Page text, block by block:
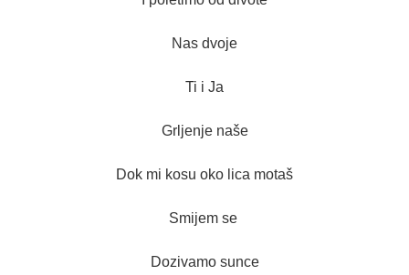
Nas dvoje
Ti i Ja
Grljenje naše
Dok mi kosu oko lica motaš
Smijem se
Dozivamo sunce